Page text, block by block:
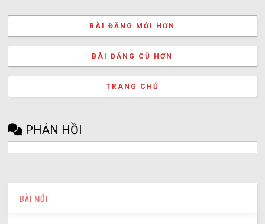
BÀI ĐĂNG MỚI HƠN
BÀI ĐĂNG CŨ HƠN
TRANG CHỦ
PHẢN HỒI
BÀI MỚI